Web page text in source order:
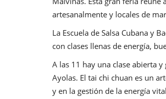
artesanalmente y locales de
La Escuela de Salsa Cubana y
con clases llenas de energía,
A las 11 hay una clase abierta
Ayolas. El tai chi chuan es un
y en la gestión de la energía